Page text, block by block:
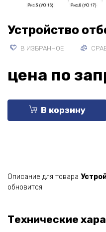
Устройство
В ИЗБРАННОЕ
цена по
В корзину
Описание для товара
обновится
Технические